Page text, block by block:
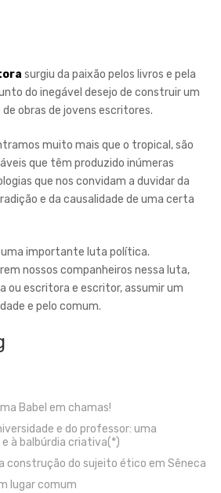
surgiu da paixão pelos livros e pela
do inegável desejo de construir um
obras de jovens escritores.
muito mais que o tropical, são
que têm produzido inúmeras
que nos convidam a duvidar da
e da causalidade de uma certa
importante luta política.
nossos companheiros nessa luta,
ou escritora e escritor, assumir um
e pelo comum.
Babel em chamas!
e do professor: uma
à balbúrdia criativa(*)
construção do sujeito ético em Sêneca
lugar comum